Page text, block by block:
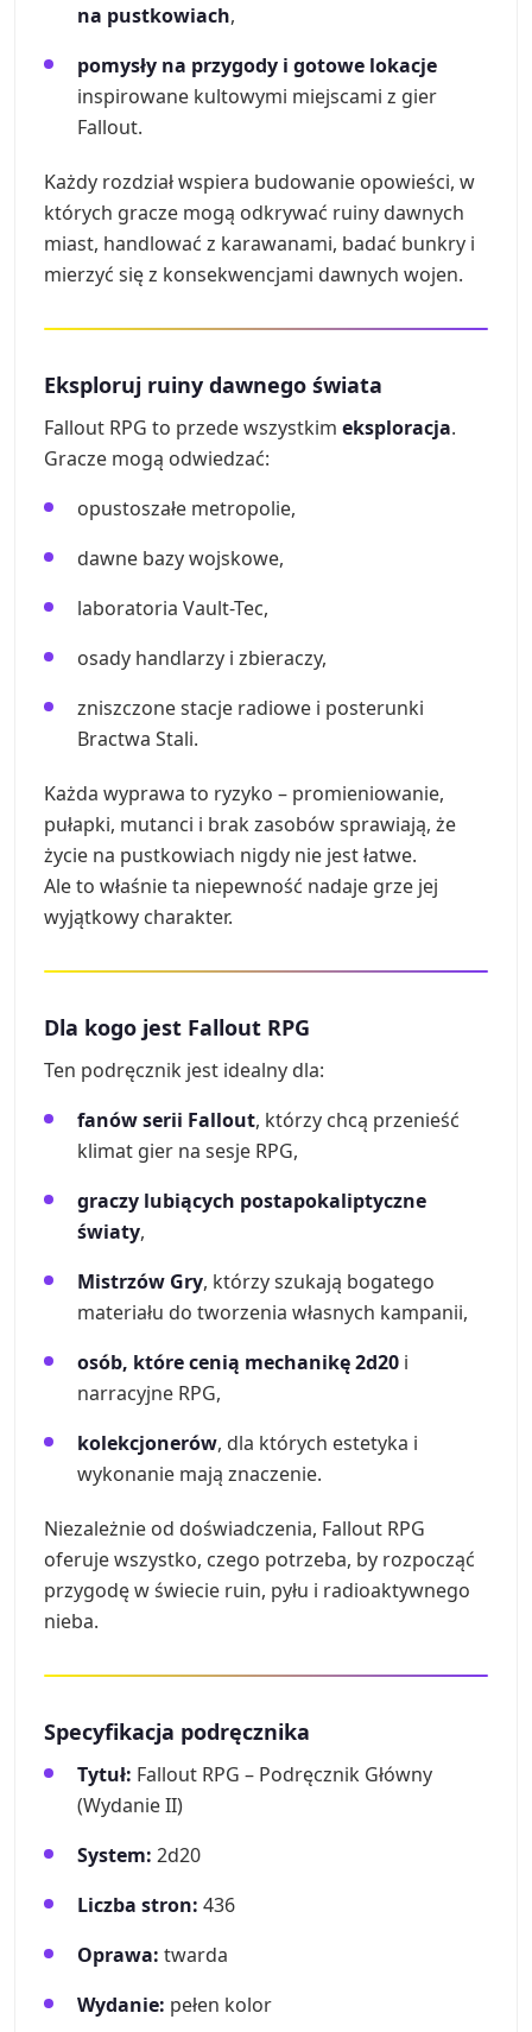
na pustkowiach,
pomysły na przygody i gotowe lokacje
inspirowane kultowymi miejscami z gier
Fallout.
Każdy rozdział wspiera budowanie opowieści, w
których gracze mogą odkrywać ruiny dawnych
miast, handlować z karawanami, badać bunkry i
mierzyć się z konsekwencjami dawnych wojen.
Eksploruj ruiny dawnego świata
Fallout RPG to przede wszystkim eksploracja.
Gracze mogą odwiedzać:
opustoszałe metropolie,
dawne bazy wojskowe,
laboratoria Vault-Tec,
osady handlarzy i zbieraczy,
zniszczone stacje radiowe i posterunki
Bractwa Stali.
Każda wyprawa to ryzyko – promieniowanie,
pułapki, mutanci i brak zasobów sprawiają, że
życie na pustkowiach nigdy nie jest łatwe.
Ale to właśnie ta niepewność nadaje grze jej
wyjątkowy charakter.
Dla kogo jest Fallout RPG
Ten podręcznik jest idealny dla:
fanów serii Fallout, którzy chcą przenieść
klimat gier na sesje RPG,
graczy lubiących postapokaliptyczne
światy,
Mistrzów Gry, którzy szukają bogatego
materiału do tworzenia własnych kampanii,
osób, które cenią mechanikę 2d20 i
narracyjne RPG,
kolekcjonerów, dla których estetyka i
wykonanie mają znaczenie.
Niezależnie od doświadczenia, Fallout RPG
oferuje wszystko, czego potrzeba, by rozpocząć
przygodę w świecie ruin, pyłu i radioaktywnego
nieba.
Specyfikacja podręcznika
Tytuł: Fallout RPG – Podręcznik Główny
(Wydanie II)
System: 2d20
Liczba stron: 436
Oprawa: twarda
Wydanie: pełen kolor